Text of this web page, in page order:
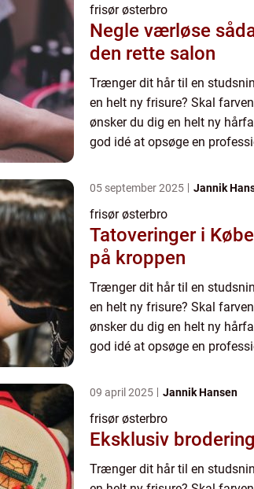
frisør østerbro
Negle værløse sådan finder du
den rette salon
Trænger dit hår til en
en helt ny frisure? Skal
ønsker du dig en helt ny
god idé at opsøge en
05 september 2025 Jannik
frisør østerbro
Tatoveringer i
på kroppen
Trænger dit hår til en
en helt ny frisure? Skal
ønsker du dig en helt ny
god idé at opsøge en
09 april 2025 Jannik Hansen
frisør østerbro
Eksklusiv
Trænger dit hår til en